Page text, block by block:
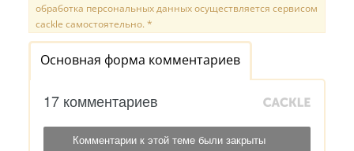
обработка персональных данных осуществляется сервисом
cackle самостоятельно. *
Основная форма комментариев
17 комментариев
Комментарии к этой теме были закрыты